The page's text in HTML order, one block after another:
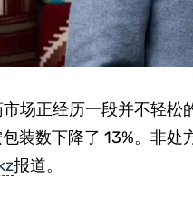
场正经历一段并不轻
装数下降了 13%。非处
报道。